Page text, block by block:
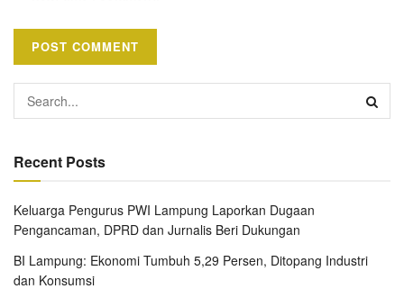
Recent Posts
Keluarga Pengurus PWI Lampung Laporkan Dugaan
Pengancaman, DPRD dan Jurnalis Beri Dukungan
BI Lampung: Ekonomi Tumbuh 5,29 Persen, Ditopang Industri
dan Konsumsi